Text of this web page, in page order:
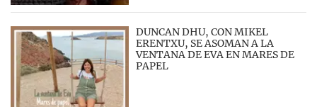
DUNCAN DHU, CON MIKEL
ERENTXU, SE ASOMAN A LA
VENTANA DE EVA EN MARES DE
PAPEL